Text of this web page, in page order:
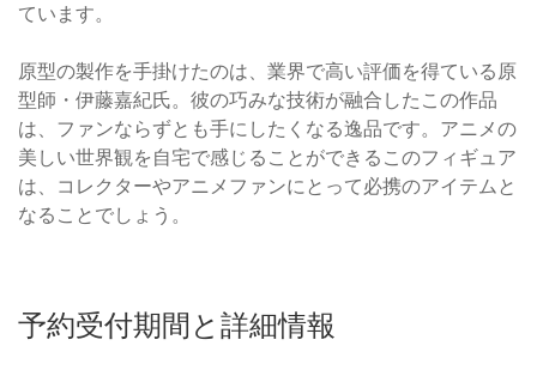
ています。
原型の製作を手掛けたのは、業界で高い評価を得ている原
型師・伊藤嘉紀氏。彼の巧みな技術が融合したこの作品
は、ファンならずとも手にしたくなる逸品です。アニメの
美しい世界観を自宅で感じることができるこのフィギュア
は、コレクターやアニメファンにとって必携のアイテムと
なることでしょう。
予約受付期間と詳細情報